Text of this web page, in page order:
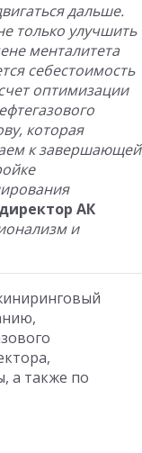
дальше.
только улучшить
менталитета
себестоимость
оптимизации
которая
к завершающей
АК
и
а также по